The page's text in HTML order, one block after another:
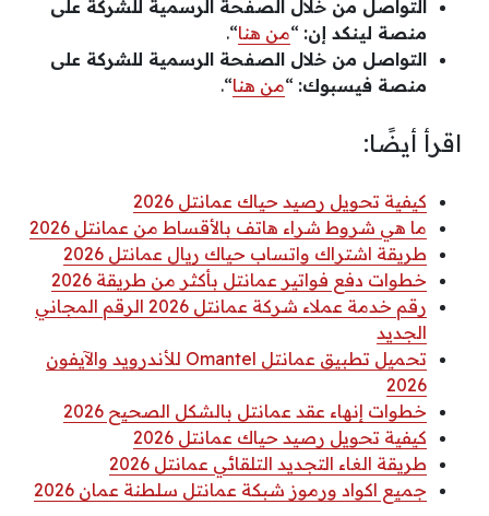
التواصل من خلال الصفحة الرسمية للشركة على
منصة لينكد إن: “من هنا“.
التواصل من خلال الصفحة الرسمية للشركة على
منصة فيسبوك: “من هنا“.
اقرأ أيضًا:
كيفية تحويل رصيد حياك عمانتل 2026
ما هي شروط شراء هاتف بالأقساط من عمانتل 2026
طريقة اشتراك واتساب حياك ريال عمانتل 2026
خطوات دفع فواتير عمانتل بأكثر من طريقة 2026
رقم خدمة عملاء شركة عمانتل 2026 الرقم المجاني
الجديد
تحميل تطبيق عمانتل Omantel للأندرويد والآيفون
2026
خطوات إنهاء عقد عمانتل بالشكل الصحيح 2026
كيفية تحويل رصيد حياك عمانتل 2026
طريقة الغاء التجديد التلقائي عمانتل 2026
جميع اكواد ورموز شبكة عمانتل سلطنة عمان 2026